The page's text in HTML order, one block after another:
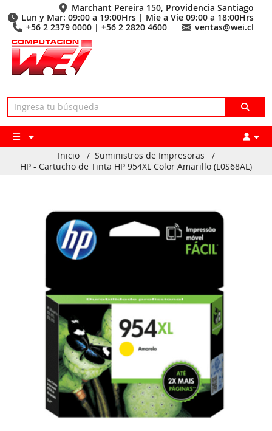
Marchant Pereira 150, Providencia Santiago
Lun y Mar: 09:00 a 19:00Hrs | Mie a Vie 09:00 a 18:00Hrs
+56 2 2379 0000 | +56 2 2820 4600
ventas@wei.cl
Inicio / Suministros de Impresoras
/
HP - Cartucho de Tinta HP 954XL Color Amarillo (L0S68AL)